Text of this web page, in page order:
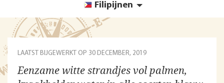
Filipijnen
LAATST BIJGEWERKT OP 30 DECEMBER, 2019
Eenzame witte strandjes vol palmen,